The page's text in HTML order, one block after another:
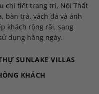
chi tiết trang trí, Nội Thất
bàn trà, vách đá và ánh
khách rộng rãi, sang
dụng hằng ngày.
SUNLAKE VILLAS
KHÁCH